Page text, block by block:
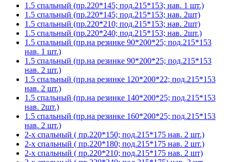
1.5 спальный (пр.220*145; под.215*153; нав. 1 шт.)
1.5 спальный (пр.220*145; под.215*153; нав. 2шт)
1.5 спальный (пр.220*210; под.215*153; нав. 2шт)
1.5 спальный (пр.220*240; под.215*153; нав. 2шт.)
1.5 спальный (пр.на резинке 90*200*25; под.215*153
нав. 1 шт.)
1.5 спальный (пр.на резинке 90*200*25; под.215*153
нав. 2 шт.)
1.5 спальный (пр.на резинке 120*200*22; под.215*153
нав. 2 шт.)
1.5 спальный (пр.на резинке 140*200*25; под.215*153
нав. 2шт.)
1.5 спальный (пр.на резинке 160*200*25; под.215*153
нав. 2 шт.)
2-х спальный ( пр.220*150; под.215*175 нав. 2 шт.)
2-х спальный ( пр.220*180; под.215*175 нав. 2 шт.)
2-х спальный ( пр.220*210; под.215*175 нав. 2 шт)